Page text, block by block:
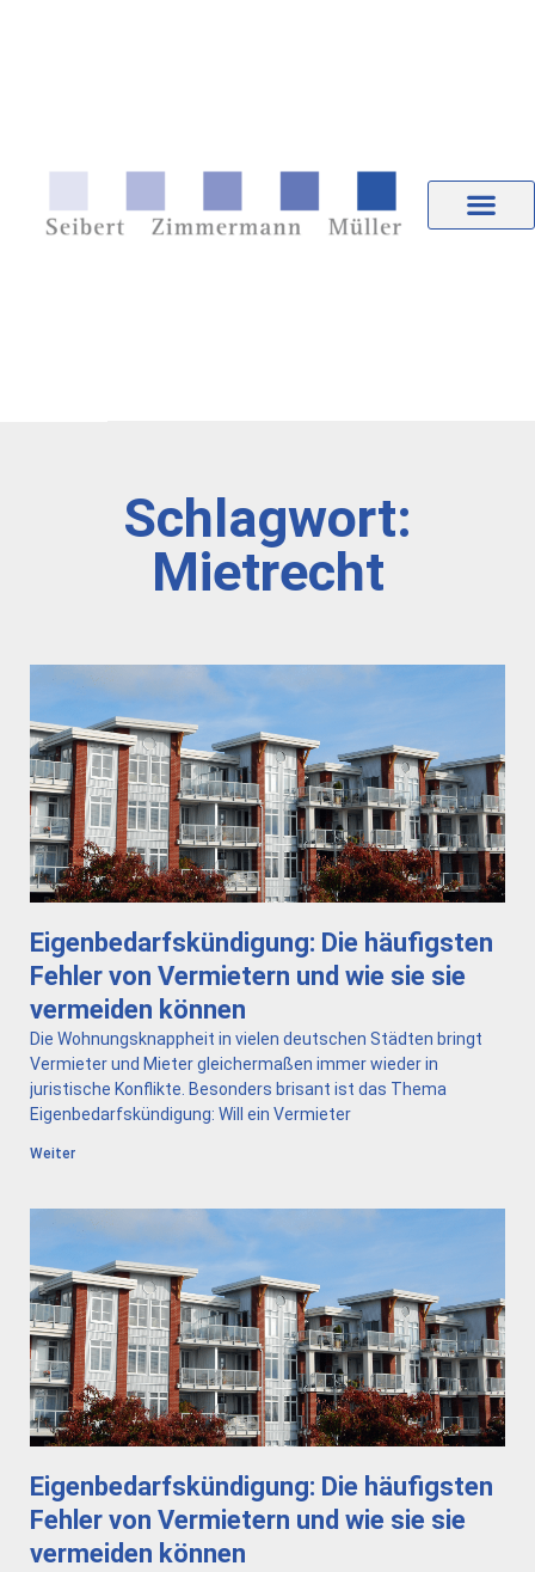
Schlagwort:
Mietrecht
Eigenbedarfskündigung: Die häufigsten
Fehler von Vermietern und wie sie sie
vermeiden können
Die Wohnungsknappheit in vielen deutschen Städten bringt
Vermieter und Mieter gleichermaßen immer wieder in
juristische Konflikte. Besonders brisant ist das Thema
Eigenbedarfskündigung: Will ein Vermieter
Weiter
Eigenbedarfskündigung: Die häufigsten
Fehler von Vermietern und wie sie sie
vermeiden können